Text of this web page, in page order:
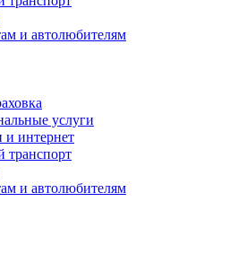
и автолюбителям
услуги
интернет
и автолюбителям